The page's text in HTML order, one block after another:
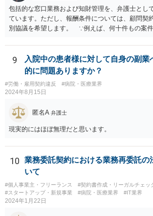
包括的な窓口業務および知財管理を、弁護士とし
ています。ただし、報酬条件については、顧問契
別協議を希望します。 ∵例えば、何十件もの案件
着手金33万円（税込）では割に合わないことにな
9
入院中の患者様に対して自身の副業
的に問題ありますか？
#労働・雇用契約違反 #病院・医療業界
2024年8月15日
匿名A 弁護士
現実的にはほぼ無理だと思います。
10
業務委託契約における業務再委託の
いて
#個人事業主・フリーランス
#契約書作成・リーガルチェッ
#スタートアップ・新規事業
#病院・医療業界 #IT業界
2024年1月22日